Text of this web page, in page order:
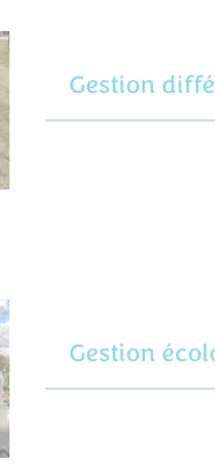
Gestion
Gestion